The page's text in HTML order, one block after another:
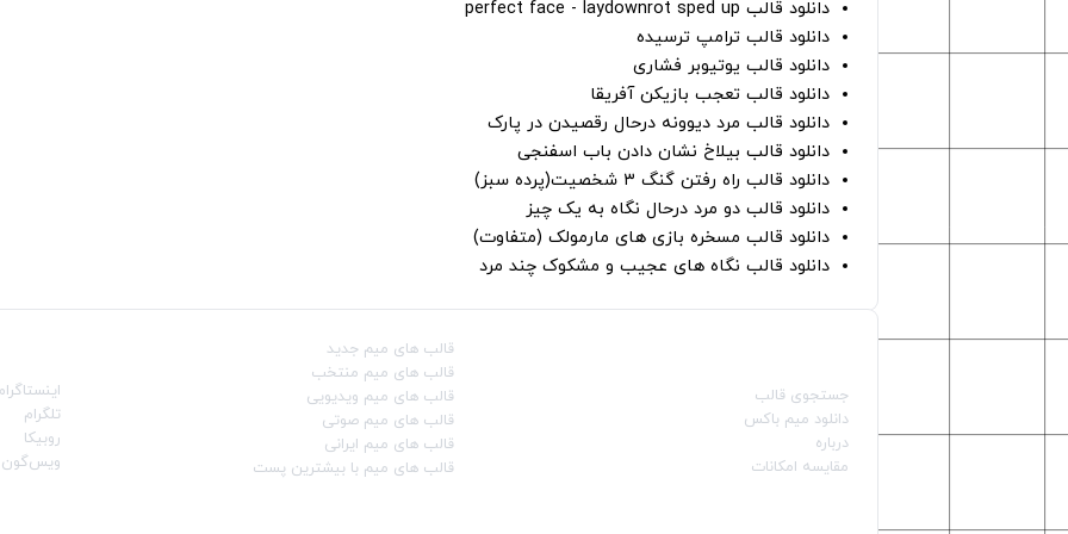
دانلود قالب perfect face - laydownrot sped up
دانلود قالب ترامپ ترسیده
دانلود قالب یوتیوبر فشاری
دانلود قالب تعجب بازیکن آفریقا
دانلود قالب مرد دیوونه درحال رقصیدن در پارک
دانلود قالب بیلاخ نشان دادن باب اسفنجی
دانلود قالب راه رفتن گنگ ۳ شخصیت(پرده سبز)
دانلود قالب دو مرد درحال نگاه به یک چیز
دانلود قالب مسخره بازی های مارمولک (متفاوت)
دانلود قالب نگاه های عجیب و مشکوک چند مرد
جستجوی قالب
دانلود میم باکس
درباره
مقایسه امکانات
قالب‌ های میم جدید
قالب‌ های میم منتخب
قالب‌ های میم ویدیویی
قالب‌ های میم صوتی
قالب‌ های میم ایرانی
قالب‌ های میم با بیشترین پست
تلگرام
روبیکا
ویس‌گون